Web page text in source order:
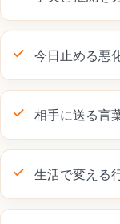
今日止める悪
相手に送る言
生活で変える